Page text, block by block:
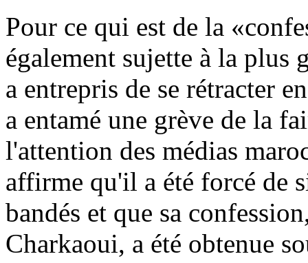
Pour ce qui est de la
également sujette à la plus
a entrepris de se rétracter
a entamé une grève de la
l'attention des médias
affirme qu'il a été forcé de
bandés et que sa
Charkaoui, a été obtenue